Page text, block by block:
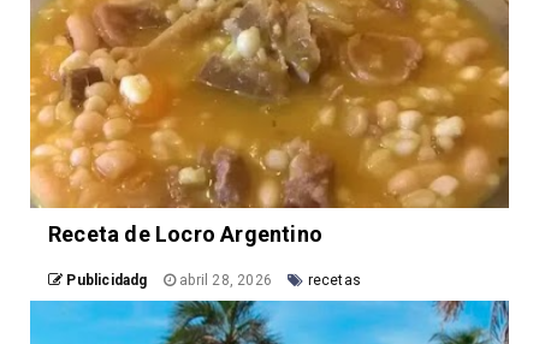
Receta de Locro Argentino
Publicidadg abril 28, 2026 recetas